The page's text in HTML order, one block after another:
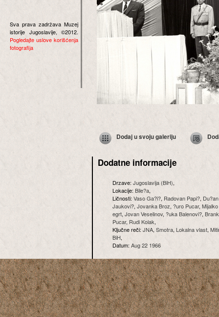
Sva prava zadržava Muzej
istorije Jugoslavije, ©2012.
Pogledajte uslove korišćenja
fotografija
Dodaj u svoju galeriju
Dodatne informacije
Drzave:Jugoslavija (BiH),
Lokacije:Bile?a,
Ličnosti:Vaso Ga?i?, Radovan Papi?,
Jaukovi?, Jovanka Broz, ?uro Pucar,
egrt, Jovan Veselinov, ?uka Balenovi?,
Pucar, Rudi Kolak,
Ključne reči:JNA, Smotra, Lokalna vlast,
BiH,
Datum:Aug 22 1966